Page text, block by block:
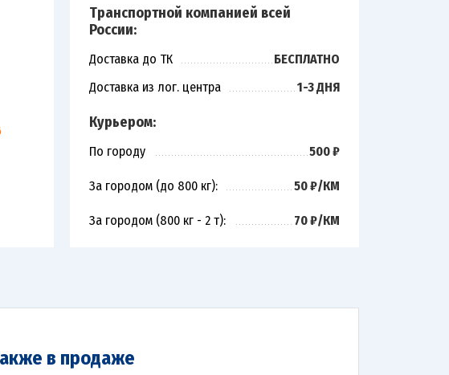
Транспортной компанией всей
России:
Доставка до ТК
БЕСПЛАТНО
Доставка из лог. центра
1-3 ДНЯ
Курьером:
По городу 500 ₽
За городом (до 800 кг): 50 ₽/КМ
За городом (800 кг - 2 т): 70 ₽/КМ
в продаже